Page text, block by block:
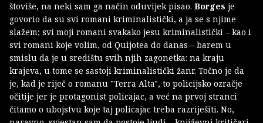
štoviše, na neki sam ga način oduvijek pisao. Borges je
govorio da su svi romani kriminalistički, a ja se s njime
slažem; svi moji romani svakako jesu kriminalistički – kao i
svi romani koje volim, od Quijotea do danas – barem u
smislu da je u središtu svih njih zagonetka: na kraju
krajeva, u tome se sastoji kriminalistički žanr. Točno je da
je, kad je riječ o romanu "Terra Alta", to policijsko ozračje
očitije jer je protagonist policajac, a već na prvoj stranci
čitamo o ubojstvu koje taj policajac treba razriješiti. No,